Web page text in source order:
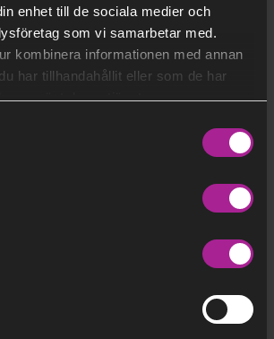
enhet till de sociala medier och
som vi samarbetar med.
kombinera informationen med annan
har tillhandahållit eller som de har
använt deras tjänster.